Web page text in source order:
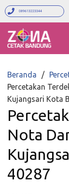
089613223344
Beranda
Percetakan
Kujangsari Kota
Nota
40287